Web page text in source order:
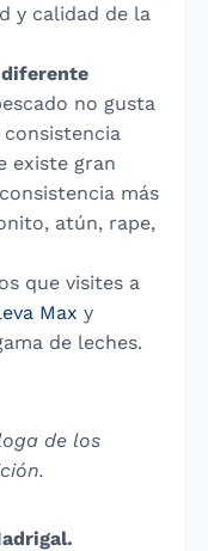
y calidad de la
diferente
no gusta
existe gran
más
atún, rape,
que visites a
Max y
de leches.
de los